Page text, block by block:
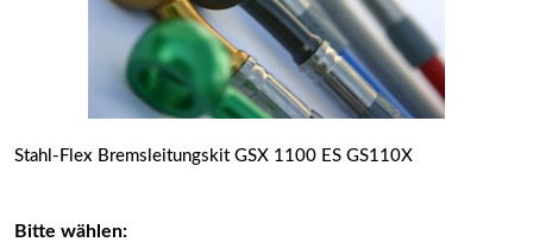
Stahl-Flex Bremsleitungskit GSX 1100 ES GS110X
Bitte wählen: